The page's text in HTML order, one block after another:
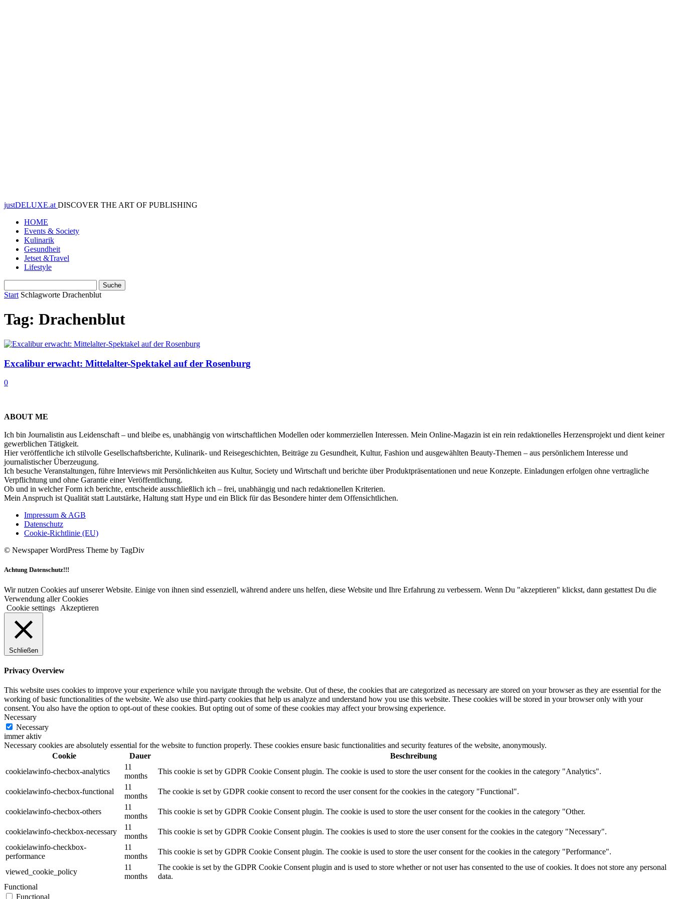
justDELUXE.at DISCOVER THE ART OF PUBLISHING
HOME
Events & Society
Kulinarik
Gesundheit
Jetset &Travel
Lifestyle
Start Schlagworte Drachenblut
Tag: Drachenblut
Excalibur erwacht: Mittelalter-Spektakel auf der Rosenburg
0
ABOUT ME
Ich bin Journalistin aus Leidenschaft – und bleibe es, unabhängig von wirtschaftlichen Modellen oder kommerziellen Interessen. Mein Online-Magazin ist ein rein redaktionelles Herzensprojekt und dient keiner
gewerblichen Tätigkeit.
Hier veröffentliche ich stilvolle Gesellschaftsberichte, Kulinarik- und Reisegeschichten, Beiträge zu Gesundheit, Kultur, Fashion und ausgewählten Beauty-Themen – aus persönlichem Interesse und
journalistischer Überzeugung.
Ich besuche Veranstaltungen, führe Interviews mit Persönlichkeiten aus Kultur, Society und Wirtschaft und berichte über Produktpräsentationen und neue Konzepte. Einladungen erfolgen ohne vertragliche
Verpflichtung und ohne Garantie einer Veröffentlichung.
Ob und in welcher Form ich berichte, entscheide ausschließlich ich – frei, unabhängig und nach redaktionellen Kriterien.
Mein Anspruch ist Qualität statt Lautstärke, Haltung statt Hype und ein Blick für das Besondere hinter dem Offensichtlichen.
Impressum & AGB
Datenschutz
Cookie-Richtlinie (EU)
© Newspaper WordPress Theme by TagDiv
Achtung Datenschutz!!!
Wir nutzen Cookies auf unserer Website. Einige von ihnen sind essenziell, während andere uns helfen, diese Website und Ihre Erfahrung zu verbessern. Wenn Du "akzeptieren" klickst, dann gestattest Du die
Verwendung aller Cookies
Cookie settings
Akzeptieren
Schließen
Privacy Overview
This website uses cookies to improve your experience while you navigate through the website. Out of these, the cookies that are categorized as necessary are stored on your browser as they are essential for the
working of basic functionalities of the website. We also use third-party cookies that help us analyze and understand how you use this website. These cookies will be stored in your browser only with your
consent. You also have the option to opt-out of these cookies. But opting out of some of these cookies may affect your browsing experience.
Necessary
Necessary
immer aktiv
Necessary cookies are absolutely essential for the website to function properly. These cookies ensure basic functionalities and security features of the website, anonymously.
Cookie
Dauer
Beschreibung
cookielawinfo-checbox-analytics
11
months
This cookie is set by GDPR Cookie Consent plugin. The cookie is used to store the user consent for the cookies in the category "Analytics".
cookielawinfo-checbox-functional
11
months
The cookie is set by GDPR cookie consent to record the user consent for the cookies in the category "Functional".
cookielawinfo-checbox-others
11
months
This cookie is set by GDPR Cookie Consent plugin. The cookie is used to store the user consent for the cookies in the category "Other.
cookielawinfo-checkbox-necessary
11
months
This cookie is set by GDPR Cookie Consent plugin. The cookies is used to store the user consent for the cookies in the category "Necessary".
cookielawinfo-checkbox-
performance
11
months
This cookie is set by GDPR Cookie Consent plugin. The cookie is used to store the user consent for the cookies in the category "Performance".
viewed_cookie_policy
11
months
The cookie is set by the GDPR Cookie Consent plugin and is used to store whether or not user has consented to the use of cookies. It does not store any personal
data.
Functional
Functional